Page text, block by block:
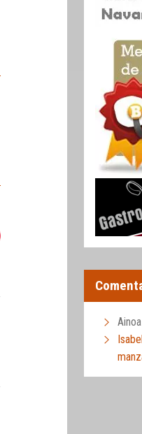
Ainoa
Isabel